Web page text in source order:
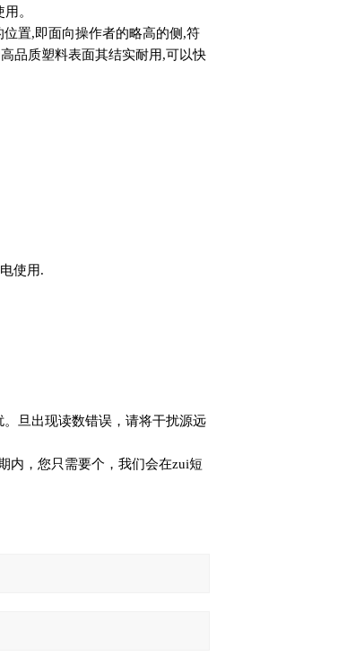
。
置,即面向操作者的略高的侧,符
品质塑料表面其结实耐用,可以快
使用.
旦出现读数错误，请将干扰源远
内，您只需要个，我们会在zui短